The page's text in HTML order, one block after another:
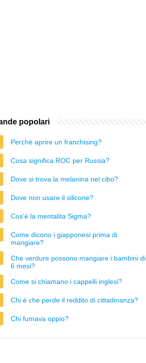
popolari
Perché aprire un franchising?
Cosa significa ROC per Russia?
Dove si trova la melanina nel cibo?
Dove non usare il silicone?
Cos'è la mentalita Sigma?
Come dicono i giapponesi prima di
mangiare?
Che verdure possono mangiare i bambini di
6 mesi?
Come si chiamano i cappelli inglesi?
Chi è che perde il reddito di cittadinanza?
Chi fumava oppio?